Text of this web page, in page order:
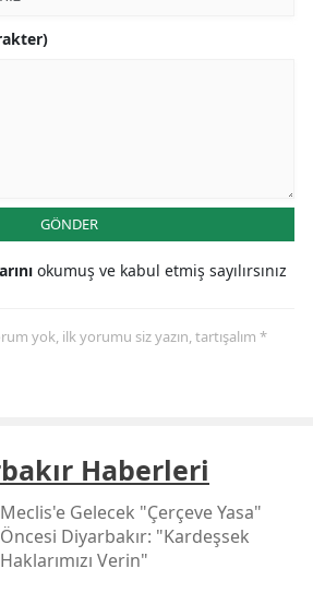
GÖNDER
okumuş ve kabul etmiş sayılırsınız
yok, ilk yorumu siz yazın, tartışalım *
Haberleri
Meclis'e Gelecek "çerçeve Yasa"
Öncesi Diyarbakır: "kardeşsek
Haklarımızı Verin"